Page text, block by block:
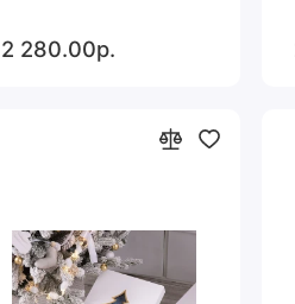
2 280.00р.